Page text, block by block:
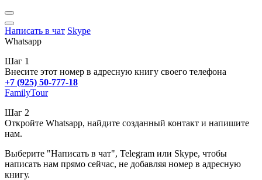
Написать в чат Skype
Whatsapp
Шаг 1
Внесите этот номер в адресную книгу своего телефона
+7 (925) 50-777-18
FamilyTour
Шаг 2
Откройте Whatsapp, найдите созданный контакт и напишите
нам.
Выберите "Написать в чат", Telegram или Skype, чтобы
написать нам прямо сейчас, не добавляя номер в адресную
книгу.